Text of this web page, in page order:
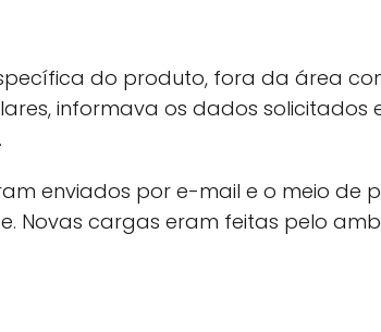
do produto, fora da área
informava os dados solicitados
enviados por e-mail e o meio de
Novas cargas eram feitas pelo